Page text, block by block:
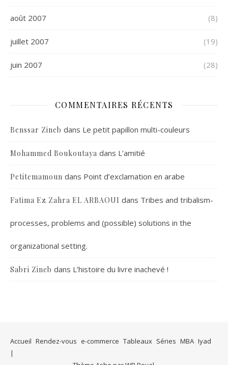
août 2007 (8)
juillet 2007 (19)
juin 2007 (28)
COMMENTAIRES RÉCENTS
Benssar Zineb dans Le petit papillon multi-couleurs
Mohammed Boukoutaya dans L’amitié
Petitemamoun dans Point d’exclamation en arabe
Fatima Ez Zahra EL ARBAOUI dans Tribes and tribalism-
processes, problems and (possible) solutions in the
organizational setting.
Sabri Zineb dans L’histoire du livre inachevé !
Accueil Rendez-vous e-commerce Tableaux Séries MBA Iyad